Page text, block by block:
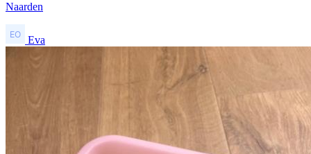
Naarden
Eva